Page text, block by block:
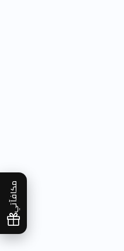
مكافآتي